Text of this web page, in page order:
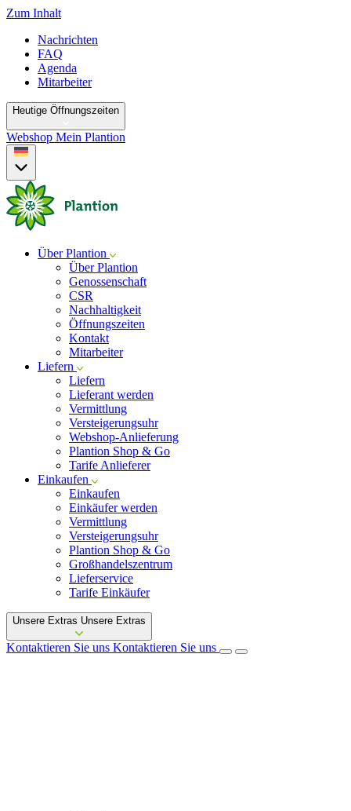
Zum Inhalt
Nachrichten
FAQ
Agenda
Mitarbeiter
Heutige Öffnungszeiten
Webshop Mein Plantion
Über Plantion
Über Plantion
Genossenschaft
CSR
Nachhaltigkeit
Öffnungszeiten
Kontakt
Mitarbeiter
Liefern
Liefern
Lieferant werden
Vermittlung
Versteigerungsuhr
Webshop-Anlieferung
Plantion Shop & Go
Tarife Anlieferer
Einkaufen
Einkaufen
Einkäufer werden
Vermittlung
Versteigerungsuhr
Plantion Shop & Go
Großhandelszentrum
Lieferservice
Tarife Einkäufer
Unsere Extras Unsere Extras
Kontaktieren Sie uns Kontaktieren Sie uns